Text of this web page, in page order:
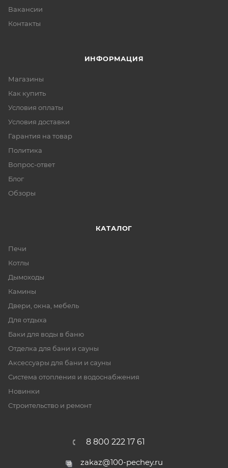
Вакансии
Контакты
ИНФОРМАЦИЯ
Магазины
Как купить
Условия оплаты
Условия доставки
Гарантия на товар
Политика
Вопрос-ответ
Блог
Обзоры
КАТАЛОГ
Печи
Котлы
Дымоходы
Камины
Двери, окна, мебель
Для отдыха
Баки для воды в баню
Отделка для бани и сауны
Аксессуары для бани и сауны
Система отопления и водоснабжения
Новинки
Строительство и ремонт
8 800 222 17 61
zakaz@100-pechey.ru